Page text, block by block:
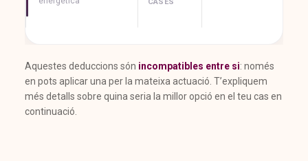
Aquestes deduccions són incompatibles entre si: només
en pots aplicar una per la mateixa actuació. T’expliquem
més detalls sobre quina seria la millor opció en el teu cas en
continuació.